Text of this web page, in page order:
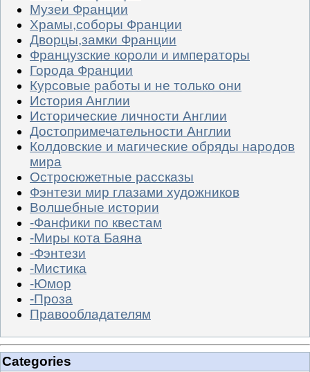
Музеи Франции
Храмы,соборы Франции
Дворцы,замки Франции
Французские короли и императоры
Города Франции
Курсовые работы и не только они
История Англии
Исторические личности Англии
Достопримечательности Англии
Колдовские и магические обряды народов
мира
Остросюжетные рассказы
Фэнтези мир глазами художников
Волшебные истории
-Фанфики по квестам
-Миры кота Баяна
-Фэнтези
-Мистика
-Юмор
-Проза
Правообладателям
Categories